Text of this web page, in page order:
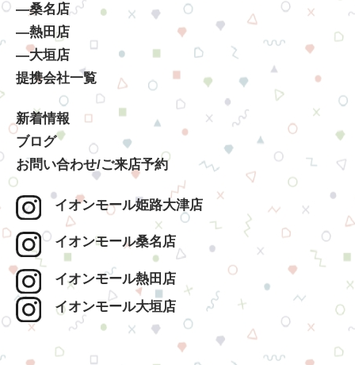
―桑名店
―熱田店
―大垣店
提携会社一覧
新着情報
ブログ
お問い合わせ/ご来店予約
イオンモール姫路大津店
イオンモール桑名店
イオンモール熱田店
イオンモール大垣店